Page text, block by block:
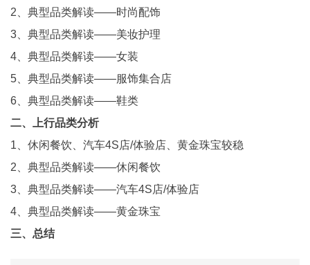
2、典型品类解读——时尚配饰
3、典型品类解读——美妆护理
4、典型品类解读——女装
5、典型品类解读——服饰集合店
6、典型品类解读——鞋类
二、上行品类分析
1、休闲餐饮、汽车4S店/体验店、黄金珠宝较稳
2、典型品类解读——休闲餐饮
3、典型品类解读——汽车4S店/体验店
4、典型品类解读——黄金珠宝
三、总结